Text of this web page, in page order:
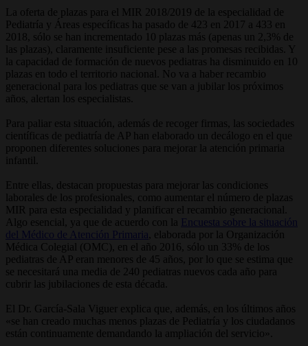
La oferta de plazas para el MIR 2018/2019 de la especialidad de
Pediatría y Áreas específicas ha pasado de 423 en 2017 a 433 en
2018, sólo se han incrementado 10 plazas más (apenas un 2,3% de
las plazas), claramente insuficiente pese a las promesas recibidas. Y
la capacidad de formación de nuevos pediatras ha disminuido en 10
plazas en todo el territorio nacional. No va a haber recambio
generacional para los pediatras que se van a jubilar los próximos
años, alertan los especialistas.
Para paliar esta situación, además de recoger firmas, las sociedades
científicas de pediatría de AP han elaborado un decálogo en el que
proponen diferentes soluciones para mejorar la atención primaria
infantil.
Entre ellas, destacan propuestas para mejorar las condiciones
laborales de los profesionales, como aumentar el número de plazas
MIR para esta especialidad y planificar el recambio generacional.
Algo esencial, ya que de acuerdo con la Encuesta sobre la situación
del Médico de Atención Primaria , elaborada por la Organización
Médica Colegial (OMC), en el año 2016, sólo un 33% de los
pediatras de AP eran menores de 45 años, por lo que se estima que
se necesitará una media de 240 pediatras nuevos cada año para
cubrir las jubilaciones de esta década.
El Dr. García-Sala Viguer explica que, además, en los últimos años
«se han creado muchas menos plazas de Pediatría y los ciudadanos
están continuamente demandando la ampliación del servicio».